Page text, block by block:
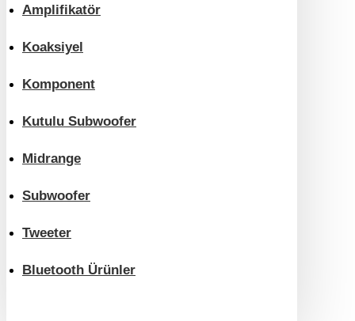
Amplifikatör
Koaksiyel
Komponent
Kutulu Subwoofer
Midrange
Subwoofer
Tweeter
Bluetooth Ürünler